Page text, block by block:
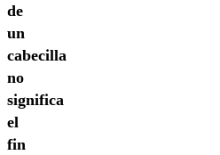
de
un
cabecilla
no
significa
el
fin